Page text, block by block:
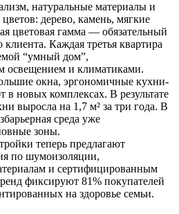
натуральные материалы и
дерево, камень, мягкие
цветовая гамма — обязательный
клиента. Каждая третья квартира
“умный дом”,
освещением и климатиками.
окна, эргономичные кухни-
в новых комплексах. В результате
выросла на 1,7 м² за три года. В
среда уже
зоны.
теперь предлагают
по шумоизоляции,
и сертифицированным
фиксируют 81% покупателей
на здоровье семьи.